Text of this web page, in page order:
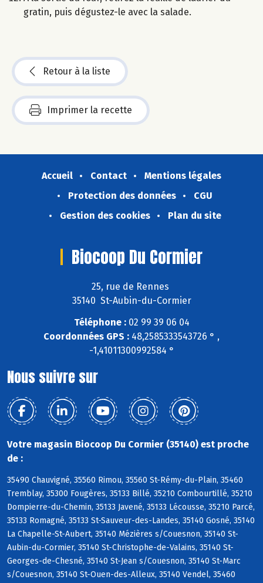
gratin, puis dégustez-le avec la salade.
Retour à la liste
Imprimer la recette
Accueil Contact
Mentions légales
Protection des données
CGU
Gestion des cookies
Plan du site
Biocoop Du Cormier
25, rue de Rennes
35140 St-Aubin-du-Cormier
Téléphone :02 99 39 06 04
Coordonnées GPS : 48,2585333543726 ° ,
-1,41011300992584 °
Nous suivre sur
Votre magasin Biocoop Du Cormier (35140) est proche
de :
35490 Chauvigné, 35560 Rimou, 35560 St-Rémy-du-Plain, 35460
Tremblay, 35300 Fougères, 35133 Billé, 35210 Combourtillé, 35210
Dompierre-du-Chemin, 35133 Javené, 35133 Lécousse, 35210 Parcé,
35133 Romagné, 35133 St-Sauveur-des-Landes, 35140 Gosné, 35140
La Chapelle-St-Aubert, 35140 Mézières s/Couesnon, 35140 St-
Aubin-du-Cormier, 35140 St-Christophe-de-Valains, 35140 St-
Georges-de-Chesné, 35140 St-Jean s/Couesnon, 35140 St-Marc
s/Couesnon, 35140 St-Ouen-des-Alleux, 35140 Vendel, 35460